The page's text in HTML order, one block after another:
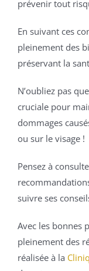
prévenir tout
En suivant ces
pleinement des
préservant la
N’oubliez pas
cruciale pour
dommages
ou sur le visage !
Pensez à
suivre ses
Avec les bonnes
pleinement des
réalisée à la